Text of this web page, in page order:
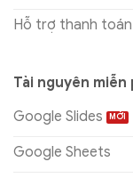
Hỗ trợ thanh toán
Tài nguyên miễn
Google Slides
Google Sheets